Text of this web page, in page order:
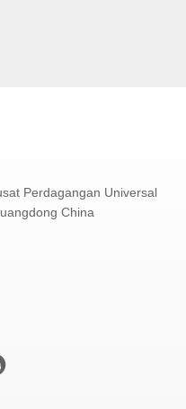
Perdagangan Universal
China